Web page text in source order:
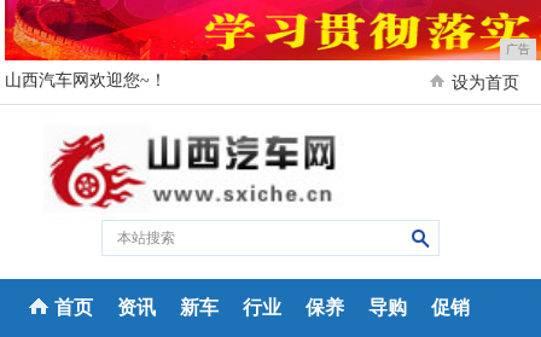
广告
山西汽车网欢迎您~！ 设为首页
首页 资讯 新车 行业 保养 导购 促销